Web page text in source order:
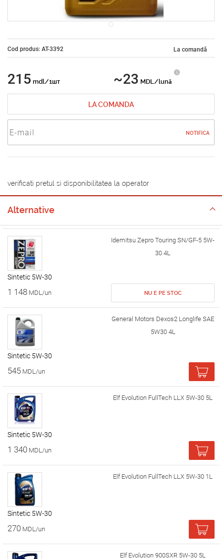
Cod produs: AT-3392 La comandă
215 mdl/1шт ~23 MDL/lună
LA COMANDA
NOTIFICA
verificati pretul si disponibilitatea la operator
Alternative
Idemitsu Zepro Touring SN/GF-5 5W-
30 4L
Sintetic 5W-30
1 148 MDL/un NU E PE STOC
General Motors Dexos2 Longlife SAE
5W30 4L
Sintetic 5W-30
545 MDL/un
Elf Evolution FullTech LLX 5W-30 5L
Sintetic 5W-30
1 340 MDL/un
Elf Evolution FullTech LLX 5W-30 1L
Sintetic 5W-30
270 MDL/un
Elf Evolution 900SXR 5W-30 5L